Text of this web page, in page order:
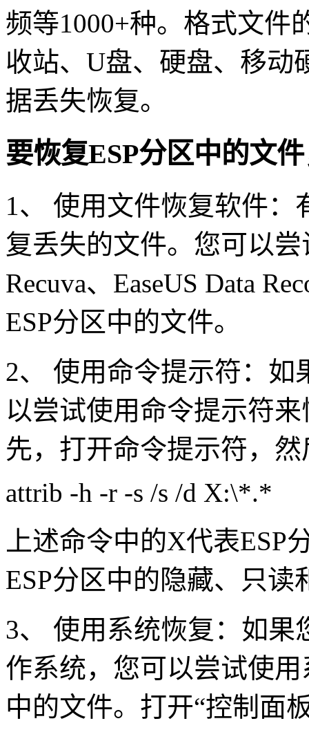
频等1000+种。格式文件
收站、U盘、硬盘、移动
据丢失恢复。
要恢复ESP分区中的文
1、 使用文件恢复软件
复丢失的文件。您可以
Recuva、EaseUS Data
ESP分区中的文件。
2、 使用命令提示符：
以尝试使用命令提示符
先，打开命令提示符，
attrib -h -r -s /s /d X:\*.*
上述命令中的X代表
ESP分区中的隐藏、只读
3、 使用系统恢复：如果
作系统，您可以尝试使
中的文件。打开“控制面